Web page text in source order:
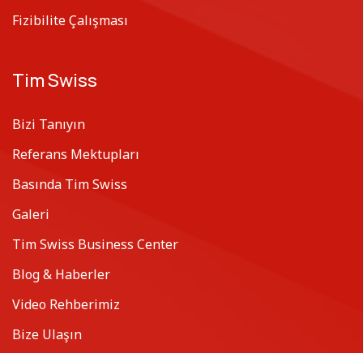
Fizibilite Çalışması
Tim Swiss
Bizi Tanıyın
Referans Mektupları
Basında Tim Swiss
Galeri
Tim Swiss Business Center
Blog & Haberler
Video Rehberimiz
Bize Ulaşın